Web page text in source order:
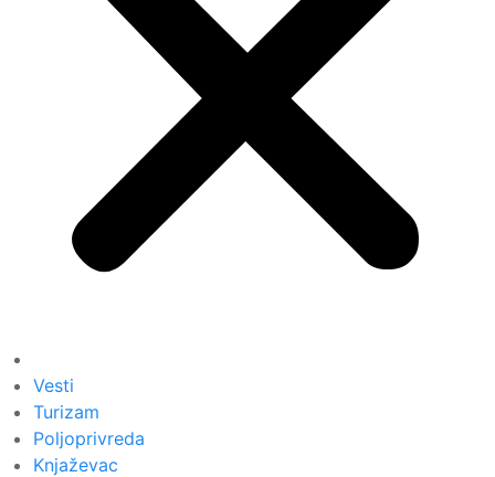
Vesti
Turizam
Poljoprivreda
Knjaževac